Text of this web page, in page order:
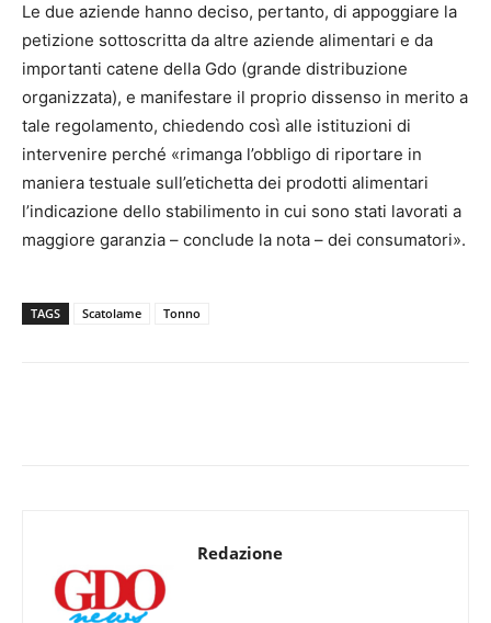
Le due aziende hanno deciso, pertanto, di appoggiare la
petizione sottoscritta da altre aziende alimentari e da
importanti catene della Gdo (grande distribuzione
organizzata), e manifestare il proprio dissenso in merito a
tale regolamento, chiedendo così alle istituzioni di
intervenire perché «rimanga l’obbligo di riportare in
maniera testuale sull’etichetta dei prodotti alimentari
l’indicazione dello stabilimento in cui sono stati lavorati a
maggiore garanzia – conclude la nota – dei consumatori».
TAGS Scatolame Tonno
Redazione